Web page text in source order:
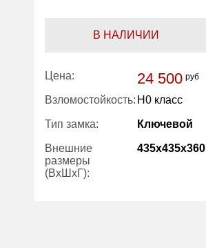
В НАЛИЧИИ
Цена: 24 500 руб
Взломостойкость: H0 класс
Тип замка: Ключевой
Внешние
размеры
(ВхШхГ):
435x435x360